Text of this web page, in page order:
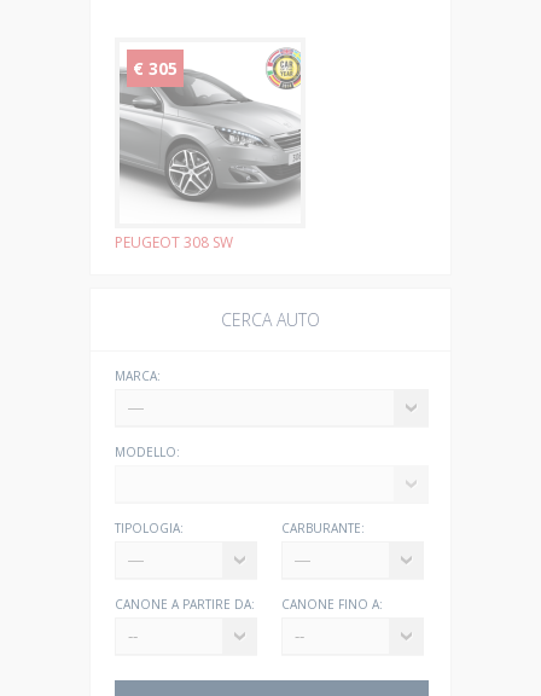
€ 305
PEUGEOT 308 SW
CERCA AUTO
MARCA:
MODELLO:
TIPOLOGIA: CARBURANTE:
CANONE A PARTIRE DA: CANONE FINO A: